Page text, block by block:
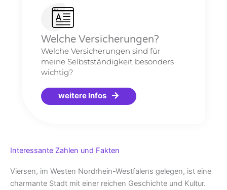
Welche Versicherungen?
Welche Versicherungen sind für
meine Selbstständigkeit besonders
wichtig?
weitere Infos
Interessante Zahlen und Fakten
Viersen, im Westen Nordrhein-Westfalens gelegen, ist eine
charmante Stadt mit einer reichen Geschichte und Kultur.